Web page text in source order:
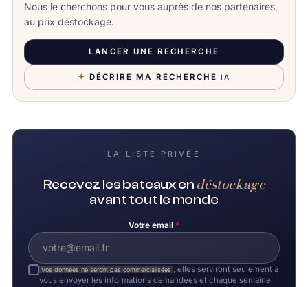
Nous le cherchons pour vous auprès de nos partenaires,
au prix déstockage.
LANCER UNE RECHERCHE
✦ DÉCRIRE MA RECHERCHEIA
LA LISTE PRIVÉE
Recevez les bateaux en déstockage
avant tout le monde
Votre email *
Vos données ne seront pas commercialisées , elles serviront seulement à
vous envoyer les informations demandées et chaque semaine